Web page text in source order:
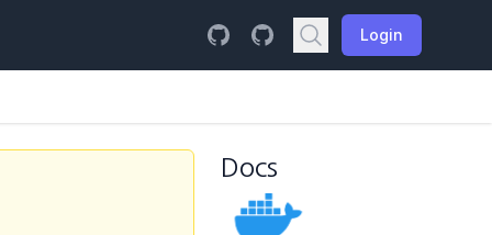
Login
Docs